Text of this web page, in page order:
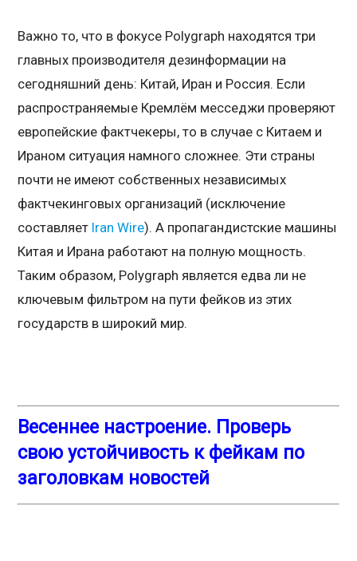
Важно то, что в фокусе Polygraph находятся три
главных производителя дезинформации на
сегодняшний день: Китай, Иран и Россия. Если
распространяемые Кремлём месседжи проверяют
европейские фактчекеры, то в случае с Китаем и
Ираном ситуация намного сложнее. Эти страны
почти не имеют собственных независимых
фактчекинговых организаций (исключение
составляет Iran Wire). А пропагандистские машины
Китая и Ирана работают на полную мощность.
Таким образом, Polygraph является едва ли не
ключевым фильтром на пути фейков из этих
государств в широкий мир.
Весеннее настроение. Проверь
свою устойчивость к фейкам по
заголовкам новостей